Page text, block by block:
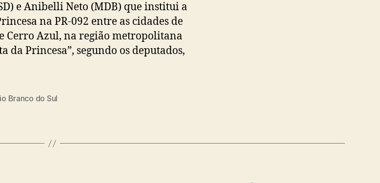
e Anibelli Neto (MDB) que institui a
na PR-092 entre as cidades de
Cerro Azul, na região metropolitana
da Princesa”, segundo os deputados,
Branco do Sul